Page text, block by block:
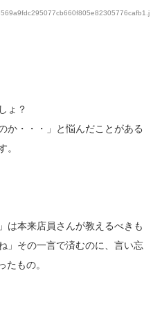
ょ？
か・・・」と悩んだことがある
。
は本来店員さんが教えるべきも
」その一言で済むのに、言い忘
たもの。